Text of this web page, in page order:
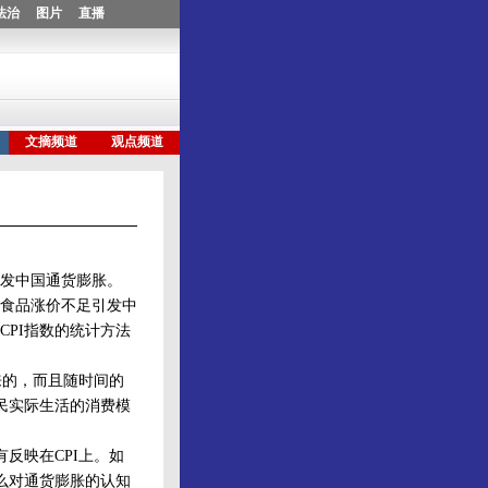
中国通货膨胀。
品涨价不足引发中
指数的统计方法
，而且随时间的
实际生活的消费模
映在CPI上。如
对通货膨胀的认知